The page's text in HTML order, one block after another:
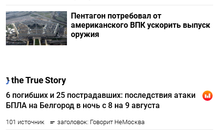
Пентагон потребовал от
американского ВПК ускорить выпуск
оружия